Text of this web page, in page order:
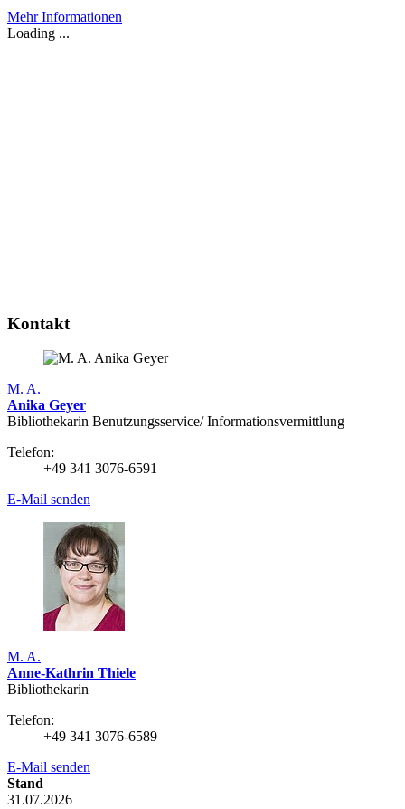
Mehr Informationen
Loading ...
Kontakt
M. A.
Anika Geyer
Bibliothekarin Benutzungs­service/ Infor­mations­vermittlung
Telefon:
+49 341 3076-6591
E-Mail senden
M. A.
Anne-Kathrin Thiele
Bibliothekarin
Telefon:
+49 341 3076-6589
E-Mail senden
Stand
31.07.2026